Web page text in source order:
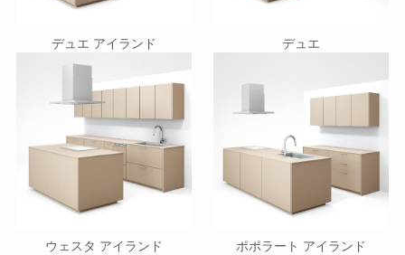
デュエ アイランド デュエ
ウェスタ アイランド ポポラート アイランド